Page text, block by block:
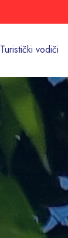
Turistički vodiči